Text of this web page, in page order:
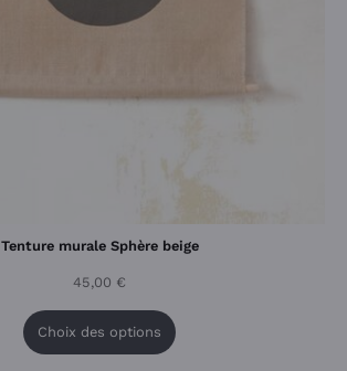
Tenture murale Sphère beige
45,00 €
Choix des options